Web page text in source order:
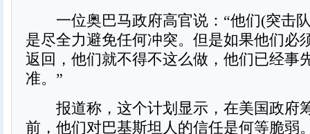
一位奥巴马政府高官说：“他们(突击
是尽全力避免任何冲突。但是如果他们必
返回，他们就不得不这么做，他们已经事
准。”
报道称，这个计划显示，在美国政府
前，他们对巴基斯坦人的信任是何等脆弱